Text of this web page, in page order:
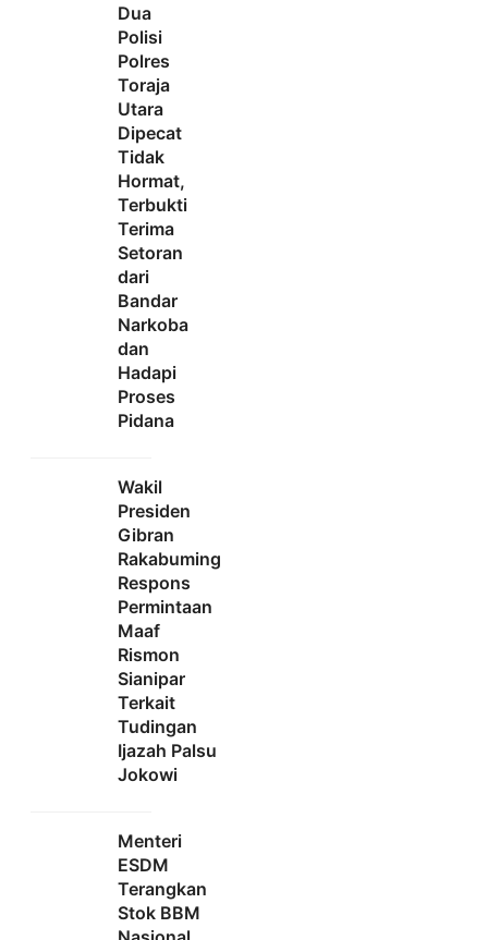
Dua
Polisi
Polres
Toraja
Utara
Dipecat
Tidak
Hormat,
Terbukti
Terima
Setoran
dari
Bandar
Narkoba
dan
Hadapi
Proses
Pidana
Wakil
Presiden
Gibran
Rakabuming
Respons
Permintaan
Maaf
Rismon
Sianipar
Terkait
Tudingan
Ijazah Palsu
Jokowi
Menteri
ESDM
Terangkan
Stok BBM